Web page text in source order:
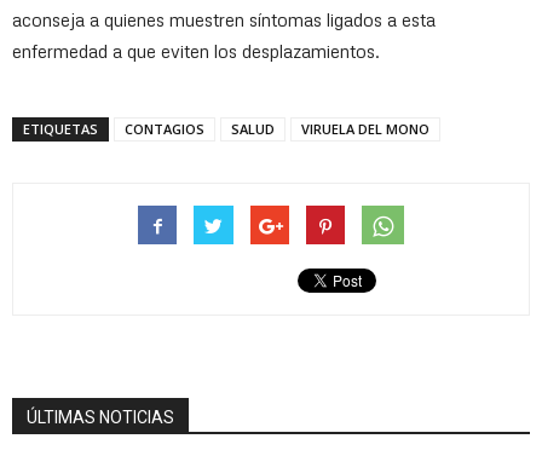
aconseja a quienes muestren síntomas ligados a esta
enfermedad a que eviten los desplazamientos.
ETIQUETAS CONTAGIOS SALUD VIRUELA DEL MONO
ÚLTIMAS NOTICIAS